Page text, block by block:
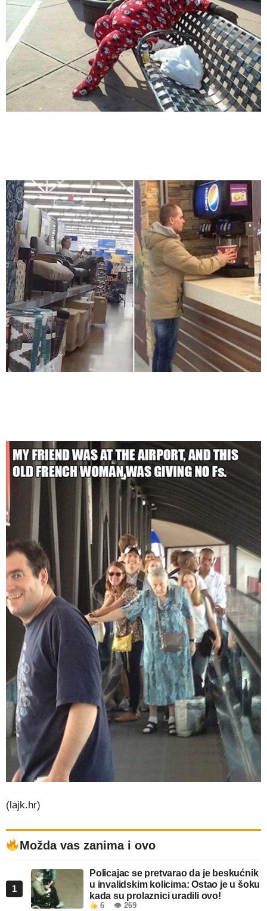
(lajk.hr)
Možda vas zanima i ovo
1
Policajac se pretvarao da je beskućnik
u invalidskim kolicima: Ostao je u šoku
kada su prolaznici uradili ovo!
6 👁 269